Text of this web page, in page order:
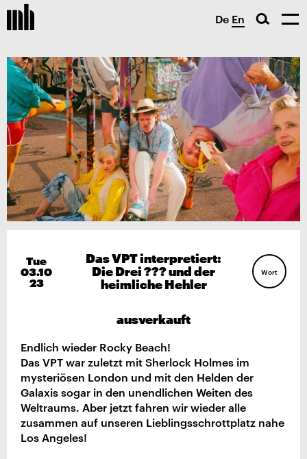
De En
Tue
03.10
23
Das VPT interpretiert:
Die Drei ??? und der
heimliche Hehler
Wort
ausverkauft
Endlich wieder Rocky Beach!
Das VPT war zuletzt mit Sherlock Holmes im
mysteriösen London und mit den Helden der
Galaxis sogar in den unendlichen Weiten des
Weltraums. Aber jetzt fahren wir wieder alle
zusammen auf unseren Lieblingsschrottplatz nahe
Los Angeles!